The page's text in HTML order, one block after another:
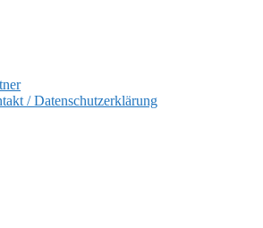
/ Datenschutzerklärung